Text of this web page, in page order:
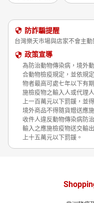
防詐騙提醒
台灣樂天市場與店家不會主
政策宣導
為防治動物傳染病，境外
合動物檢疫規定，並依規
物者最高可處七年以下有
施檢疫物之輸入人或代理
上一百萬元以下罰鍰，並
境外商品不得隨貨贈送應
收件人違反動物傳染病防
輸入之應施檢疫物送交輸
上十五萬元以下罰鍰。